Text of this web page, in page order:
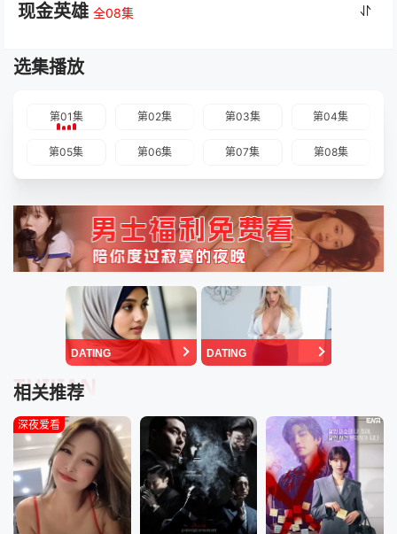
现金英雄 全08集
选集播放
第01集 第02集 第03集 第04集
第05集 第06集 第07集 第08集
DATING DATING
相关推荐
TUIJIAN
深夜爱看